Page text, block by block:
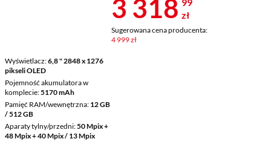
Wyświetlacz 6,8 " 2848 x 1276
pikseli OLED
Pojemność akumulatora w
komplecie 5170 mAh
Pamięć RAM/wewnętrzna 12 GB
/ 512 GB
Aparaty tylny/przedni 50 Mpix +
48 Mpix + 40 Mpix / 13 Mpix
Cena 3
3 318 zł
Sugerowana cena producenta:
4 999 zł